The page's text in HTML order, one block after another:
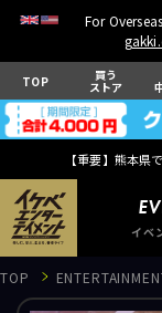
For
TOP 買う
ストア
【重要】熊本県
イベ
TOP